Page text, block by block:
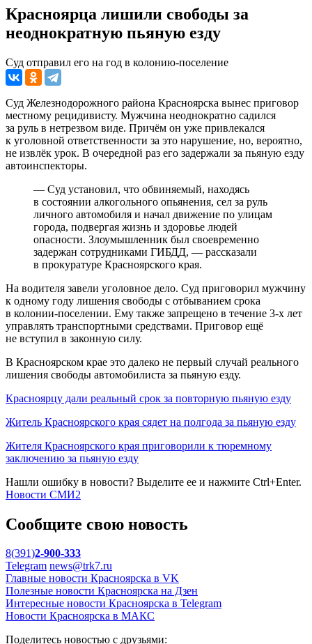
Красноярца лишили свободы за
неоднократную пьяную езду
Суд отправил его на год в колонию-поселение
Суд Железнодорожного района Красноярска вынес приговор
местному рецидивисту. Мужчина неоднократно садился
за руль в нетрезвом виде. Причём он уже привлекался
к уголовной ответственности за это нарушение, но, вероятно,
не извлёк урок. В очередной раз его задержали за пьяную езду
автоинспекторы.
— Суд установил, что обвиняемый, находясь
в состоянии алкогольного опьянения, сел за руль
личного автомобиля и начал движение по улицам
города, подвергая жизнь и здоровье людей
опасности. Злоумышленник был своевременно
задержан сотрудниками ГИБДД, — рассказали
в прокуратуре Красноярского края.
На водителя завели уголовное дело. Суд приговорил мужчину
к одному году лишения свободы с отбыванием срока
в колонии-поселении. Ему также запрещено в течение 3-х лет
управлять транспортными средствами. Приговор ещё
не вступил в законную силу.
В Красноярском крае это далеко не первый случай реального
лишения свободы автомобилиста за пьяную езду.
Красноярцу дали реальный срок за повторную пьяную езду
Житель Красноярского края сядет на полгода за пьяную езду
Жителя Красноярского края приговорили к тюремному
заключению за пьяную езду
Нашли ошибку в новости? Выделите ее и нажмите Ctrl+Enter.
Новости СМИ2
Сообщите свою новость
8(391)2-900-333
Telegram news@trk7.ru
Главные новости Красноярска в VK
Полезные новости Красноярска на Дзен
Интересные новости Красноярска в Telegram
Новости Красноярска в МАКС
Поделитесь новостью с друзьями: